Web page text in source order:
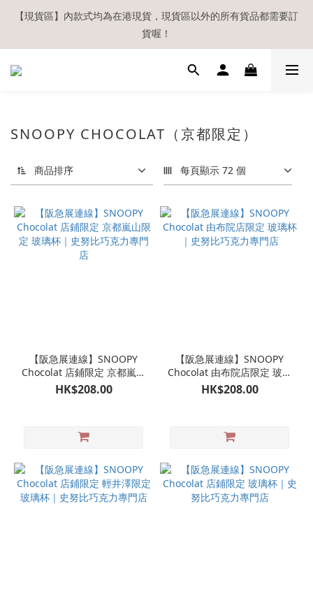
【現貨區】內款式均為在港現貨，現貨區以外的所有貨品都需要訂
貨喔！
【現貨區】內款式均為在港現貨，現貨區以外的所有貨品都需要訂
貨喔！
如欲享用會員優惠，註冊後請務必確認在『已登入狀態下』購物。
郵通知出貨，下單後敬請留意電郵信箱。
【現貨區】內款式均為在港現貨，現貨區以外的所有貨品都需要訂
SNOOPY CHOCOLAT（京都限定）
商品排序 每頁顯示 72 個
【阪急展連線】SNOOPY
Chocolat 店鋪限定 京都嵐山
限定 玻璃杯｜史努比巧克力
專門店
HK$208.00
【阪急展連線】SNOOPY
Chocolat 由布院店限定 玻璃
杯｜史努比巧克力專門店
HK$208.00